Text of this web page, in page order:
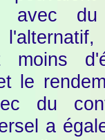
avec du
moins
le
du
a